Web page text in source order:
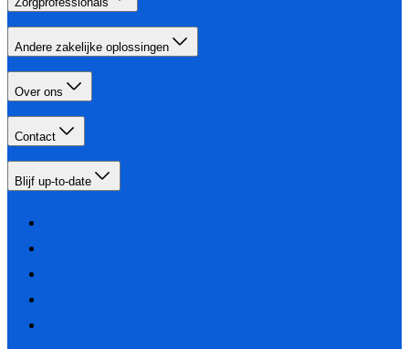
Andere zakelijke oplossingen
Over ons
Contact
Blijf up-to-date